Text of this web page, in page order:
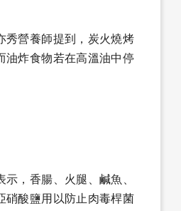
秀營養師提到，炭火燒烤
油炸食物若在高溫油中停
，香腸、火腿、鹹魚、
硝酸鹽用以防止肉毒桿菌